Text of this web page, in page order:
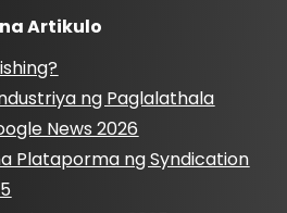
Artikulo
ng Paglalathala
News 2026
Plataporma ng Syndication